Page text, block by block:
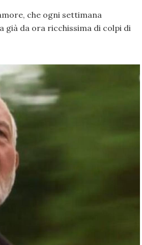
che ogni settimana
già da ora ricchissima di colpi di